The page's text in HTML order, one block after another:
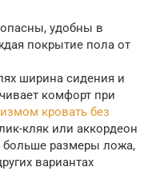
удобны в
покрытие пола от
ширина сидения и
комфорт при
кровать без
кляк или аккордеон
размеры ложа,
вариантах